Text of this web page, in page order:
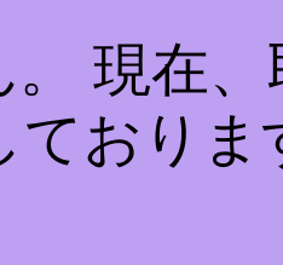
現在
おりま